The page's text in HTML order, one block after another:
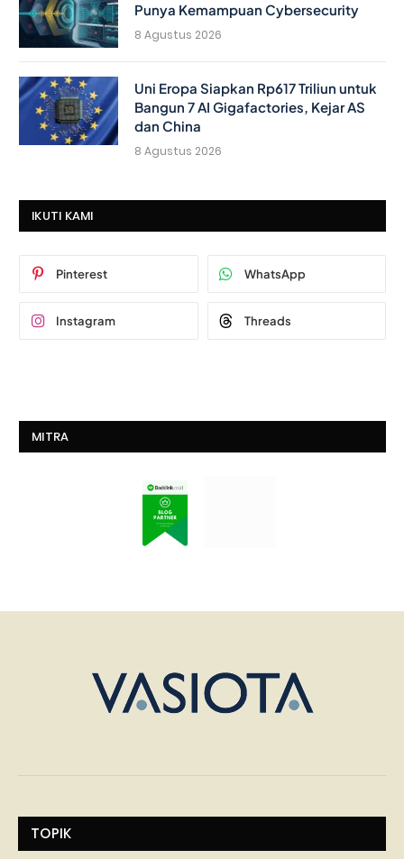
Punya Kemampuan Cybersecurity
8 Agustus 2026
Uni Eropa Siapkan Rp617 Triliun untuk
Bangun 7 AI Gigafactories, Kejar AS
dan China
8 Agustus 2026
IKUTI KAMI
Pinterest WhatsApp
Instagram Threads
MITRA
TOPIK